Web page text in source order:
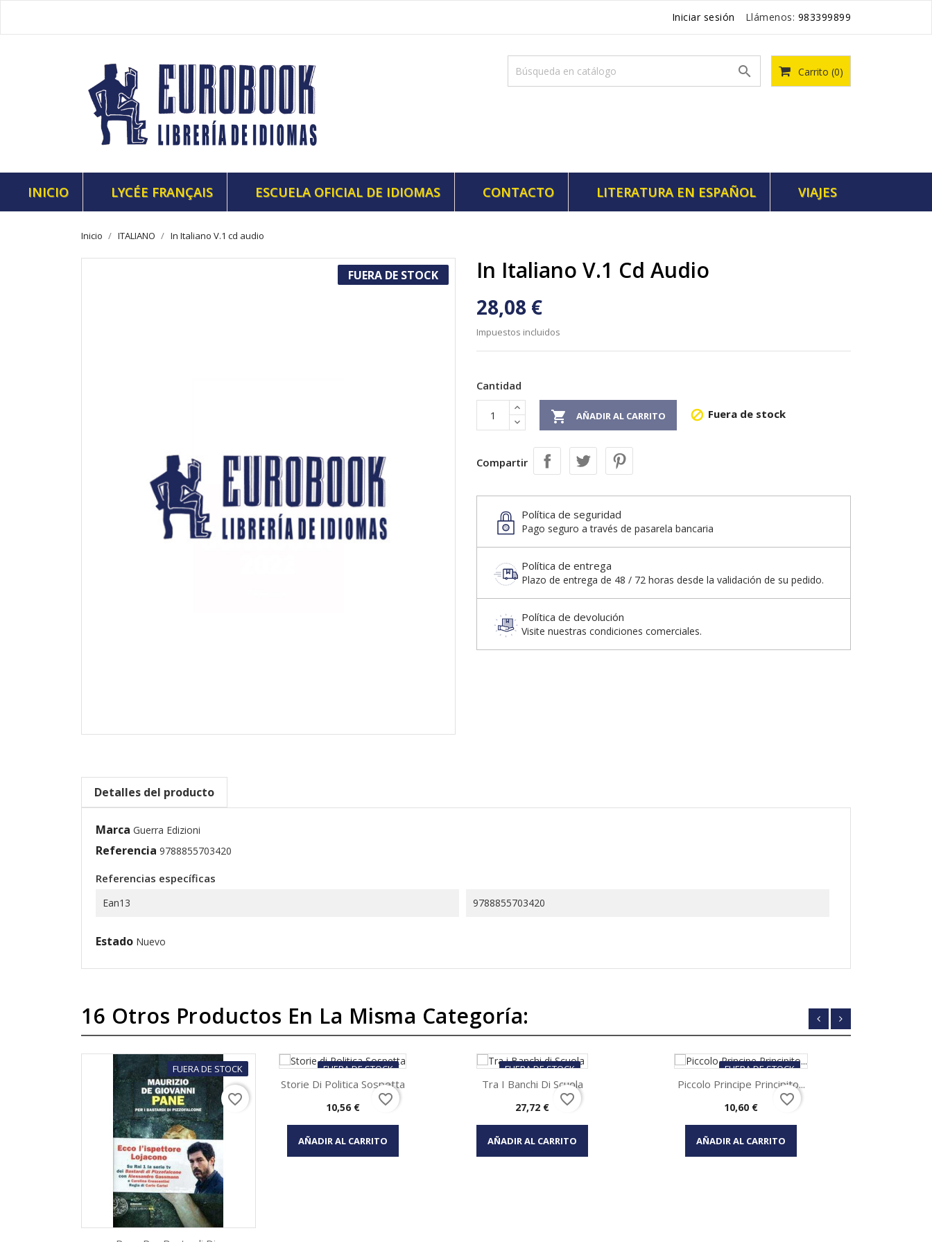
Iniciar sesión Llámenos: 983399899
Carrito (0)

INICIO LYCÉE FRANÇAIS ESCUELA OFICIAL DE IDIOMAS CONTACTO LITERATURA EN ESPAÑOL VIAJES
Inicio ITALIANO In Italiano V.1 cd audio
FUERA DE STOCK In Italiano V.1 Cd Audio
28,08 €
Impuestos incluidos
Cantidad
 AÑADIR AL CARRITO  Fuera de stock
Compartir
Política de seguridad
Pago seguro a través de pasarela bancaria
Política de entrega
Plazo de entrega de 48 / 72 horas desde la validación de su pedido.
Política de devolución
Visite nuestras condiciones comerciales.
Detalles del producto
Marca Guerra Edizioni
Referencia 9788855703420
Referencias específicas
Ean13 9788855703420
Estado Nuevo
16 Otros Productos En La Misma Categoría:
FUERA DE STOCK
favorite_border
FUERA DE STOCK
Vista rápida
Storie Di Politica Sospetta
Precio
10,56 €
AÑADIR AL CARRITO
favorite_border
FUERA DE STOCK
Vista rápida
Tra I Banchi Di Scuola
Precio
27,72 €
AÑADIR AL CARRITO
favorite_border
FUERA DE STOCK
Vista rápida
Piccolo Principe Principito...
Precio
10,60 €
AÑADIR AL CARRITO
favorite_border